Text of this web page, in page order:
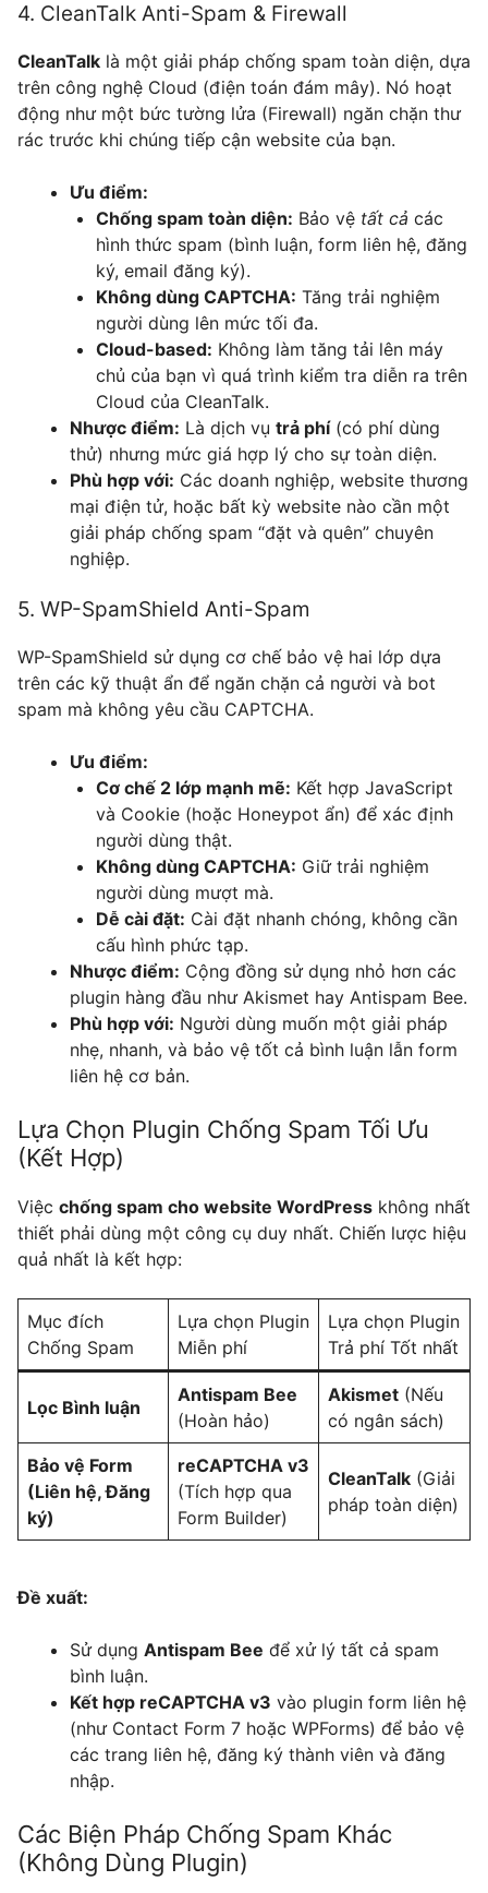
4. CleanTalk Anti-Spam & Firewall
CleanTalk là một giải pháp chống spam toàn diện, dựa
trên công nghệ Cloud (điện toán đám mây). Nó hoạt
động như một bức tường lửa (Firewall) ngăn chặn thư
rác trước khi chúng tiếp cận website của bạn.
Ưu điểm:
Chống spam toàn diện: Bảo vệ tất cả các
hình thức spam (bình luận, form liên hệ, đăng
ký, email đăng ký).
Không dùng CAPTCHA: Tăng trải nghiệm
người dùng lên mức tối đa.
Cloud-based: Không làm tăng tải lên máy
chủ của bạn vì quá trình kiểm tra diễn ra trên
Cloud của CleanTalk.
Nhược điểm: Là dịch vụ trả phí(có phí dùng
thử) nhưng mức giá hợp lý cho sự toàn diện.
Phù hợp với: Các doanh nghiệp, website thương
mại điện tử, hoặc bất kỳ website nào cần một
giải pháp chống spam “đặt và quên” chuyên
nghiệp.
5. WP-SpamShield Anti-Spam
WP-SpamShield sử dụng cơ chế bảo vệ hai lớp dựa
trên các kỹ thuật ẩn để ngăn chặn cả người và bot
spam mà không yêu cầu CAPTCHA.
Ưu điểm:
Cơ chế 2 lớp mạnh mẽ: Kết hợp JavaScript
và Cookie (hoặc Honeypot ẩn) để xác định
người dùng thật.
Không dùng CAPTCHA: Giữ trải nghiệm
người dùng mượt mà.
Dễ cài đặt: Cài đặt nhanh chóng, không cần
cấu hình phức tạp.
Nhược điểm: Cộng đồng sử dụng nhỏ hơn các
plugin hàng đầu như Akismet hay Antispam Bee.
Phù hợp với: Người dùng muốn một giải pháp
nhẹ, nhanh, và bảo vệ tốt cả bình luận lẫn form
liên hệ cơ bản.
Lựa Chọn Plugin Chống Spam Tối Ưu
(Kết Hợp)
Việc chống spam cho website WordPress không nhất
thiết phải dùng một công cụ duy nhất. Chiến lược hiệu
quả nhất là kết hợp:
Mục đích
Chống Spam
Lựa chọn Plugin
Miễn phí
Lựa chọn Plugin
Trả phí Tốt nhất
Lọc Bình luận
Antispam Bee
(Hoàn hảo)
Akismet (Nếu
có ngân sách)
Bảo vệ Form
(Liên hệ, Đăng
ký)
reCAPTCHA v3
(Tích hợp qua
Form Builder)
CleanTalk (Giải
pháp toàn diện)
Đề xuất:
Sử dụng Antispam Bee để xử lý tất cả spam
bình luận.
Kết hợp reCAPTCHA v3 vào plugin form liên hệ
(như Contact Form 7 hoặc WPForms) để bảo vệ
các trang liên hệ, đăng ký thành viên và đăng
nhập.
Các Biện Pháp Chống Spam Khác
(Không Dùng Plugin)